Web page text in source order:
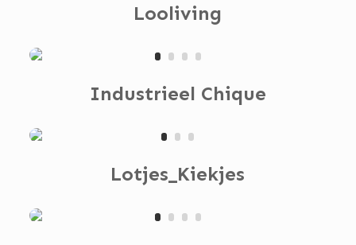
Looliving
Industrieel Chique
Lotjes_Kiekjes